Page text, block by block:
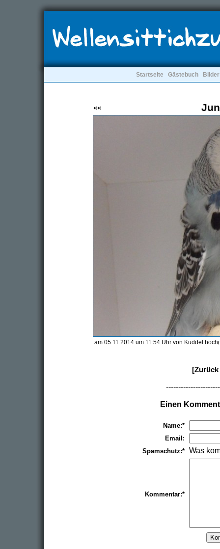
Startseite Gästebuch Bilder
««
am 05.11.2014 um 11:54 Uhr von Kuddel
Einen
Name:*
Email:
Spamschutz:* Was
Kommentar:*